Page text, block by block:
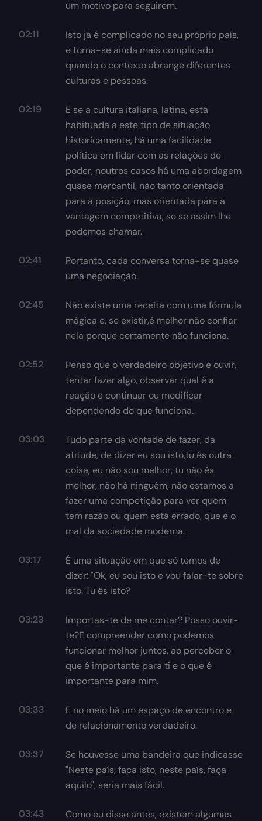
um motivo para seguirem.
02:11
Isto já é complicado no seu próprio país,
e torna-se ainda mais complicado
quando o contexto abrange diferentes
culturas e pessoas.
02:19
E se a cultura italiana, latina, está
habituada a este tipo de situação
historicamente, há uma facilidade
política em lidar com as relações de
poder, noutros casos há uma abordagem
quase mercantil, não tanto orientada
para a posição, mas orientada para a
vantagem competitiva, se se assim lhe
podemos chamar.
02:41
Portanto, cada conversa torna-se quase
uma negociação.
02:45
Não existe uma receita com uma fórmula
mágica e, se existir,é melhor não confiar
nela porque certamente não funciona.
02:52
Penso que o verdadeiro objetivo é ouvir,
tentar fazer algo, observar qual é a
reação e continuar ou modificar
dependendo do que funciona.
03:03
Tudo parte da vontade de fazer, da
atitude, de dizer eu sou isto,tu és outra
coisa, eu não sou melhor, tu não és
melhor, não há ninguém, não estamos a
fazer uma competição para ver quem
tem razão ou quem está errado, que é o
mal da sociedade moderna.
03:17
É uma situação em que só temos de
dizer: "Ok, eu sou isto e vou falar-te sobre
isto. Tu és isto?
03:23
Importas-te de me contar? Posso ouvir-
te?E compreender como podemos
funcionar melhor juntos, ao perceber o
que é importante para ti e o que é
importante para mim.
03:33
E no meio há um espaço de encontro e
de relacionamento verdadeiro.
03:37
Se houvesse uma bandeira que indicasse
"Neste país, faça isto, neste país, faça
aquilo", seria mais fácil.
03:43
Como eu disse antes, existem algumas